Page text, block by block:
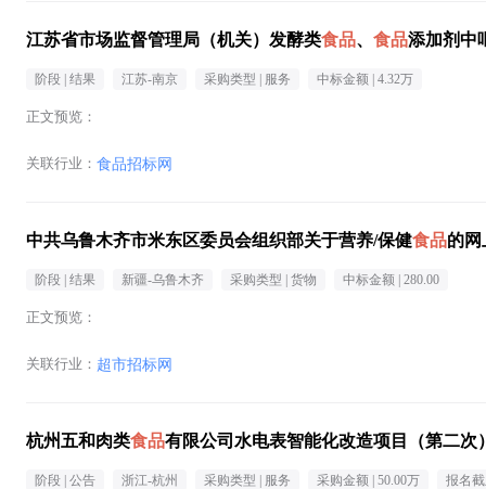
江苏省市场监督管理局（机关）发酵类食品、 食品添加剂中
阶段 | 结果 江苏-南京 采购类型 | 服务 中标金额 | 4.32万
正文预览：
关联行业： 食品招标网
中共乌鲁木齐市米东区委员会组织部关于营养/保健食品的
阶段 | 结果 新疆-乌鲁木齐 采购类型 | 货物 中标金额 | 280.00
正文预览：
关联行业： 超市招标网
杭州五和肉类食品有限公司水电表智能化改造项目（第二次
阶段 | 公告 浙江-杭州 采购类型 | 服务 采购金额 | 50.00万 报名